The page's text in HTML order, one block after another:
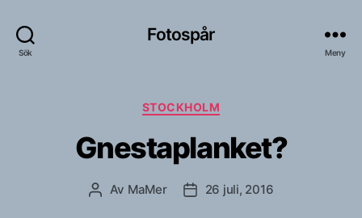
Sök
Fotospår
Meny
Kategorier
STOCKHOLM
Gnestaplanket?
Inläggsförfattare
Av MaMer Inläggsdatum
26 juli, 2016